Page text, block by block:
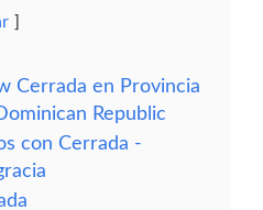
Cerrada en Provincia
Republic
con Cerrada -